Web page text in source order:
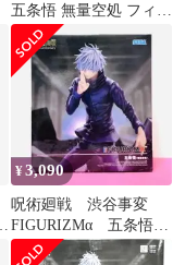
五条悟 無量空処 フィギ
ュア
¥3,090
呪術廻戦 渋谷事変
FIGURIZMα 五条悟
無量空処 フィギュア